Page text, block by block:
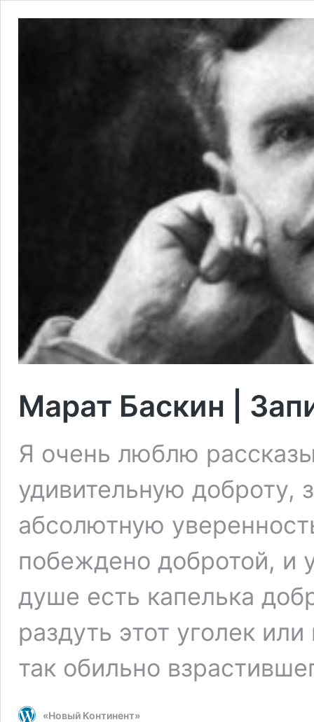
Марат Баскин |
Я очень люблю
удивительную доброту,
абсолютную
побеждено добротой, и
душе есть капелька
раздуть этот уголек
так обильно
«Новый Континент»